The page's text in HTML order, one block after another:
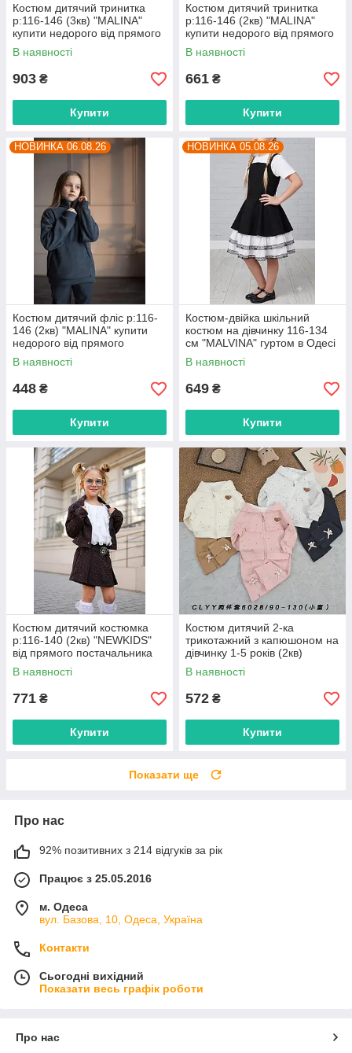
Костюм дитячий тринитка
р:116-146 (3кв) "MALINA"
купити недорого від прямого
постачальника
В наявності
903 ₴
Купити
Костюм дитячий тринитка
р:116-146 (2кв) "MALINA"
купити недорого від прямого
постачальника
В наявності
661 ₴
Купити
НОВИНКА 06.08.26
Костюм дитячий фліс р:116-
146 (2кв) "MALINA" купити
недорого від прямого
постачальника
В наявності
448 ₴
Купити
НОВИНКА 05.08.26
Костюм-двійка шкільний
костюм на дівчинку 116-134
см "MALVINA" гуртом в Одесі
на 7км
В наявності
649 ₴
Купити
Костюм дитячий костюмка
р:116-140 (2кв) "NEWKIDS"
від прямого постачальника
В наявності
771 ₴
Купити
Костюм дитячий 2-ка
трикотажний з капюшоном на
дівчинку 1-5 років (2кв)
"FUNTIK" купити недорого від
прямого постачальника
В наявності
572 ₴
Купити
Показати ще
Про нас
92% позитивних з 214 відгуків за рік
Працює з 25.05.2016
м. Одеса
вул. Базова, 10, Одеса, Україна
Контакти
Сьогодні вихідний
Показати весь графік роботи
Про нас